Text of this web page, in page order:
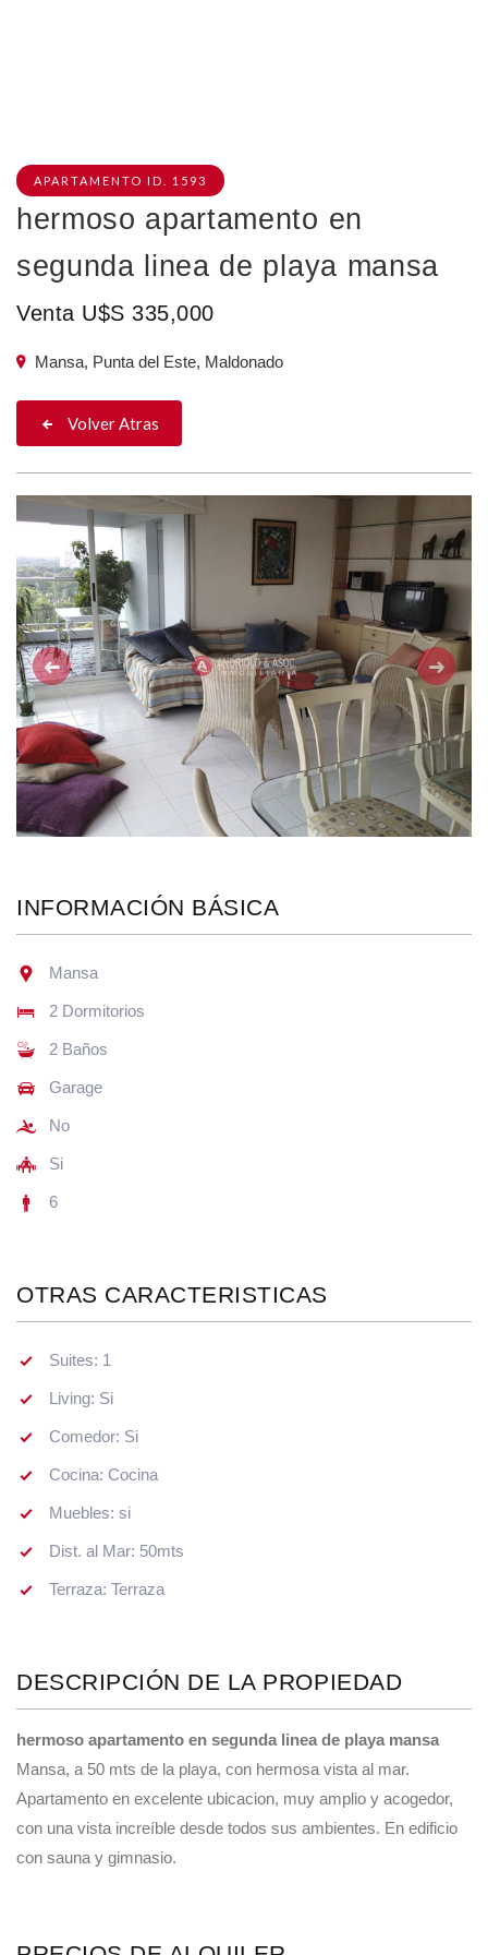
APARTAMENTO ID. 1593
hermoso apartamento en
segunda linea de playa mansa
Venta U$S 335,000
Mansa, Punta del Este, Maldonado
Volver Atras
Anterior
INFORMACIÓN BÁSICA
Mansa
2 Dormitorios
2 Baños
Garage
No
Si
6
OTRAS CARACTERISTICAS
Suites: 1
Living: Si
Comedor: Si
Cocina: Cocina
Muebles: si
Dist. al Mar: 50mts
Terraza: Terraza
DESCRIPCIÓN DE LA PROPIEDAD
hermoso apartamento en segunda linea de playa mansa
Mansa, a 50 mts de la playa, con hermosa vista al mar.
Apartamento en excelente ubicacion, muy amplio y acogedor,
con una vista increíble desde todos sus ambientes. En edificio
con sauna y gimnasio.